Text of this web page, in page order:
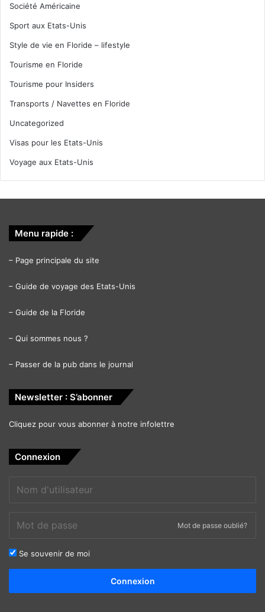
Société Américaine
Sport aux Etats-Unis
Style de vie en Floride – lifestyle
Tourisme en Floride
Tourisme pour Insiders
Transports / Navettes en Floride
Uncategorized
Visas pour les Etats-Unis
Voyage aux Etats-Unis
Menu rapide :
– Page principale du site
– Guide de voyage des Etats-Unis
– Guide de la Floride
– Qui sommes nous ?
– Passer de la pub dans le journal
Newsletter : S’abonner
Cliquez pour vous abonner à notre infolettre
Connexion
Mot de passe oublié?
Se souvenir de moi
Connexion